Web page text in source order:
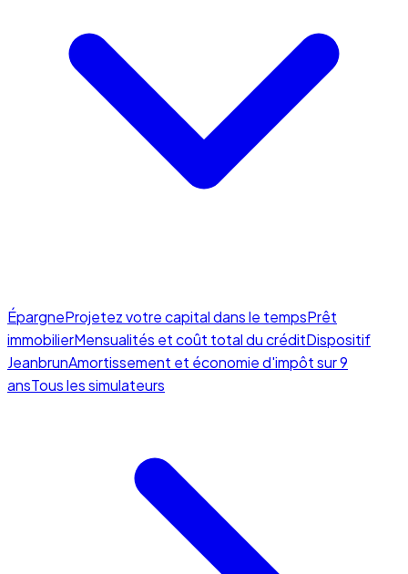
ÉpargneProjetez votre capital dans le tempsPrêt
immobilierMensualités et coût total du créditDispositif
JeanbrunAmortissement et économie d'impôt sur 9
ansTous les simulateurs